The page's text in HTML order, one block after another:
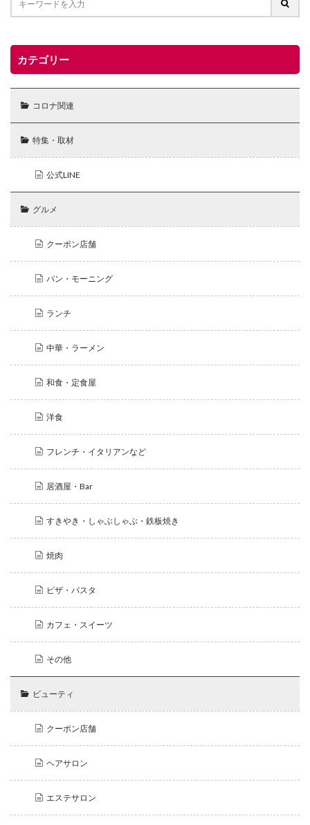
カテゴリー
コロナ関連
特集・取材
公式LINE
グルメ
クーポン店舗
パン・モーニング
ランチ
中華・ラーメン
和食・定食屋
洋食
フレンチ・イタリアンなど
居酒屋・Bar
すきやき・しゃぶしゃぶ・鉄板焼き
焼肉
ピザ・パスタ
カフェ・スイーツ
その他
ビューティ
クーポン店舗
ヘアサロン
エステサロン